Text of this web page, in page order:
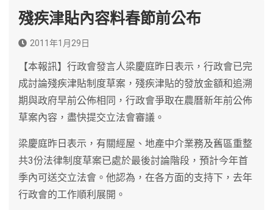
殘疾津貼內容料春節前公布
2011年1月29日
【本報訊】行政會發言人梁慶庭昨日表示，行政會已完
成討論殘疾津貼制度草案，殘疾津貼的發放金額和追溯
期與政府早前公佈相同，行政會爭取在農曆新年前公佈
草案內容，盡快提交立法會審議。
梁慶庭昨日表示，有關經屋、地產中介業務及舊區重整
共3份法律制度草案已處於最後討論階段，預計今年首
季內可送交立法會。他認為，在各方面的支持下，去年
行政會的工作順利展開。